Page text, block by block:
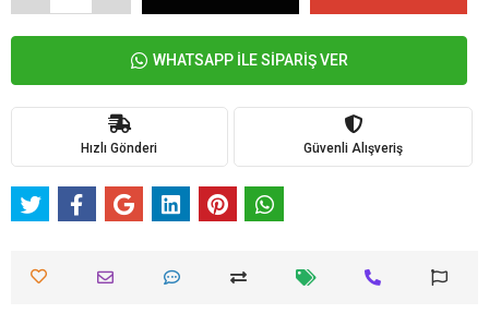
WHATSAPP İLE SİPARİŞ VER
Hızlı Gönderi Güvenli Alışveriş